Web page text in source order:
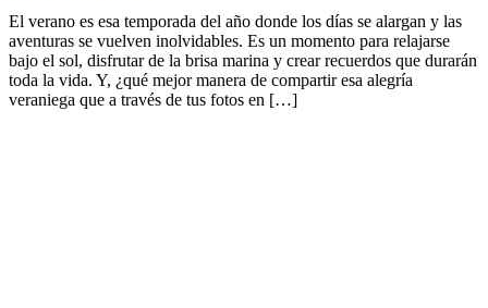
El verano es esa temporada del año donde los días se alargan y las
aventuras se vuelven inolvidables. Es un momento para relajarse
bajo el sol, disfrutar de la brisa marina y crear recuerdos que durarán
toda la vida. Y, ¿qué mejor manera de compartir esa alegría
veraniega que a través de tus fotos en […]